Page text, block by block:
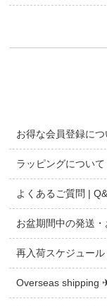
お得な会員登録につ
ラッピングについて
よくあるご質問 |
お盆期間中の発送
再入荷スケジュール
Overseas shipping